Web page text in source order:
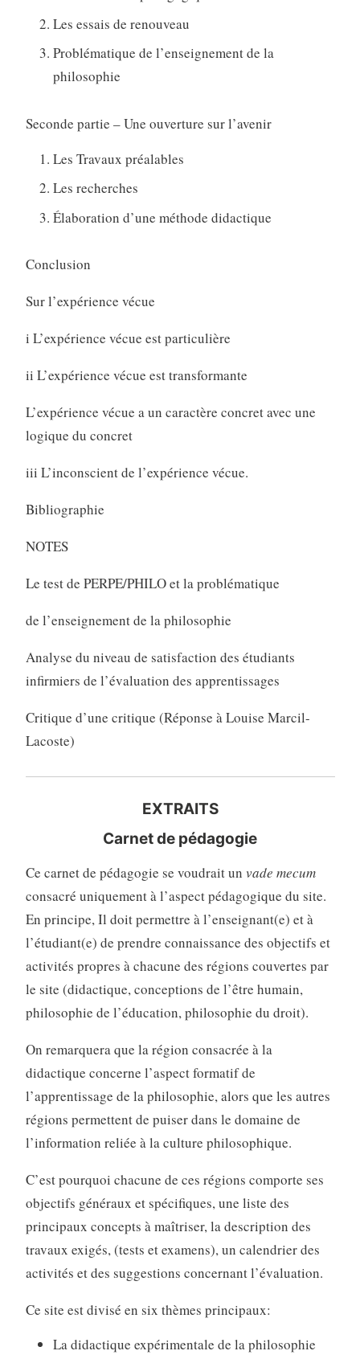
Les essais de renouveau
Problématique de l’enseignement de la
philosophie
Seconde partie – Une ouverture sur l’avenir
Les Travaux préalables
Les recherches
Élaboration d’une méthode didactique
Conclusion
Sur l’expérience vécue
i L’expérience vécue est particulière
ii L’expérience vécue est transformante
L’expérience vécue a un caractère concret avec une
logique du concret
iii L’inconscient de l’expérience vécue.
Bibliographie
NOTES
Le test de PERPE/PHILO et la problématique
de l’enseignement de la philosophie
Analyse du niveau de satisfaction des étudiants
infirmiers de l’évaluation des apprentissages
Critique d’une critique (Réponse à Louise Marcil-
Lacoste)
EXTRAITS
Carnet de pédagogie
Ce carnet de pédagogie se voudrait un vade mecum
consacré uniquement à l’aspect pédagogique du site.
En principe, Il doit permettre à l’enseignant(e) et à
l’étudiant(e) de prendre connaissance des objectifs et
activités propres à chacune des régions couvertes par
le site (didactique, conceptions de l’être humain,
philosophie de l’éducation, philosophie du droit).
On remarquera que la région consacrée à la
didactique concerne l’aspect formatif de
l’apprentissage de la philosophie, alors que les autres
régions permettent de puiser dans le domaine de
l’information reliée à la culture philosophique.
C’est pourquoi chacune de ces régions comporte ses
objectifs généraux et spécifiques, une liste des
principaux concepts à maîtriser, la description des
travaux exigés, (tests et examens), un calendrier des
activités et des suggestions concernant l’évaluation.
Ce site est divisé en six thèmes principaux:
La didactique expérimentale de la philosophie